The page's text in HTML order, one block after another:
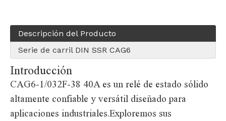
Descripción del Producto
Serie de carril DIN SSR CAG6
Introducción
CAG6-1/032F-38 40A es un relé de estado sólido
altamente confiable y versátil diseñado para
aplicaciones industriales.Exploremos sus